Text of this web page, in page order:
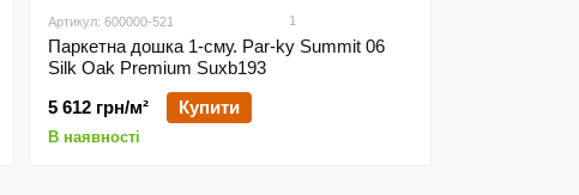
Артикул: 600000-521 1
Паркетна дошка 1-сму. Par-ky Summit 06
Silk Oak Premium Suxb193
5 612 грн/м²
Купити
В наявності